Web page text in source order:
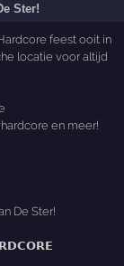
Ster!
feest ooit in
locatie voor altijd
en meer!
De Ster!